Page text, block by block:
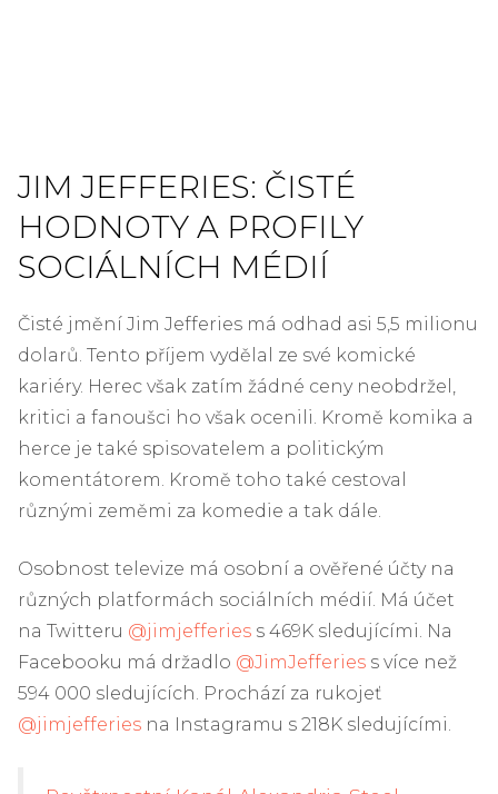
JIM JEFFERIES: ČISTÉ
HODNOTY A PROFILY
SOCIÁLNÍCH MÉDIÍ
Čisté jmění Jim Jefferies má odhad asi 5,5 milionu
dolarů. Tento příjem vydělal ze své komické
kariéry. Herec však zatím žádné ceny neobdržel,
kritici a fanoušci ho však ocenili. Kromě komika a
herce je také spisovatelem a politickým
komentátorem. Kromě toho také cestoval
různými zeměmi za komedie a tak dále.
Osobnost televize má osobní a ověřené účty na
různých platformách sociálních médií. Má účet
na Twitteru @jimjefferies s 469K sledujícími. Na
Facebooku má držadlo @JimJefferies s více než
594 000 sledujících. Prochází za rukojeť
@jimjefferies na Instagramu s 218K sledujícími.